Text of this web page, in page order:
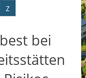
im
Z
bei